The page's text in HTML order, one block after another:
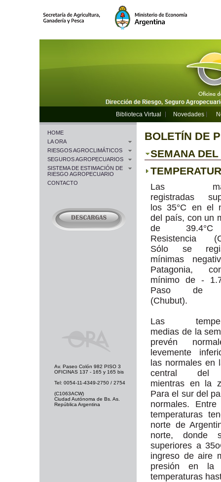
Biblioteca Virtual Novedades
HOME
LA ORA
RIESGOS AGROCLIMÁTICOS
SEGUROS AGROPECUARIOS
SISTEMA DE ESTIMACIÓN DE
RIESGO AGROPECUARIO
CONTACTO
BOLETÍN DE
SEMANA
Las
registradas
los 35°C en el
del país, con un
de
Resistencia
Sólo se
mínimas
Patagonia,
mínimo de -
Paso de
(Chubut).
Las
medias de la
prevén
levemente
las normales en
central del
mientras en la
Para el sur del
normales.
temperaturas
norte de
norte, donde
superiores a
ingreso de aire
presión en la
temperaturas
Av. Paseo Colón 982 PISO 3
OFICINAS 137 - 165 y 165 bis
Tel: 0054-11-4349-2750 / 2754
(C1063ACW)
Ciudad Autónoma de Bs. As.
República Argentina